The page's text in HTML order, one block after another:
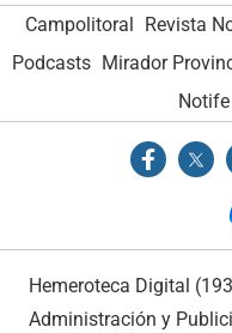
Campolitoral Revista
Podcasts Mirador
Notife
Hemeroteca Digital
Administración y